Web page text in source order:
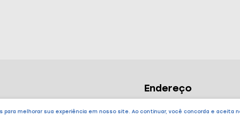
para melhorar sua experiência em nosso site. Ao continuar, você concorda e aceita
Endereço